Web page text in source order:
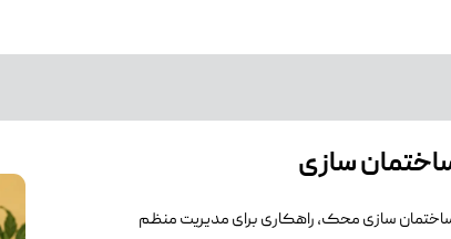
ساختمان سازی
ساختمان سازی محک، راهکاری برای مدیریت منظم